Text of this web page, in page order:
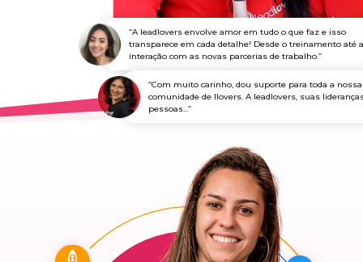
“A leadlovers envolve amor em tudo o que faz e isso
transparece em cada detalhe! Desde o treinamento até a
interação com as novas parcerias de trabalho.”
“Com muito carinho, dou suporte para toda a nossa
comunidade de llovers. A leadlovers, suas lideranças
pessoas...”